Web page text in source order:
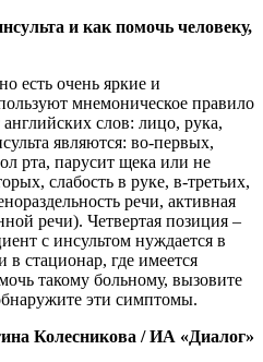
и как помочь человеку,
есть очень яркие и
мнемоническое правило
слов: лицо, рука,
являются: во-первых,
рта, парусит щека или не
слабость в руке, в-третьих,
речи, активная
речи). Четвертая позиция –
с инсультом нуждается в
в стационар, где имеется
такому больному, вызовите
эти симптомы.
Колесникова / ИА «Диалог»